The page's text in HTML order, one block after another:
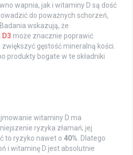
wapnia, jak i witaminy D są dość
do poważnych schorzeń,
. Badania wskazują, że
może znacznie poprawić
gęstość mineralną kości.
produkty bogate w te składniki
witaminy D ma
ryzyka złamań; jej
to ryzyko nawet o 40% . Dlatego
i witaminę D jest absolutnie